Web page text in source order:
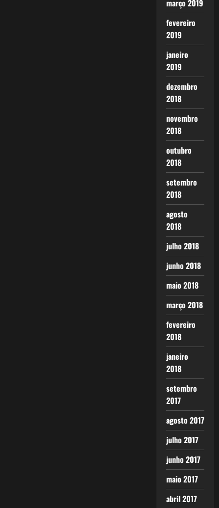
março 2019
fevereiro
2019
janeiro
2019
dezembro
2018
novembro
2018
outubro
2018
setembro
2018
agosto
2018
julho 2018
junho 2018
maio 2018
março 2018
fevereiro
2018
janeiro
2018
setembro
2017
agosto 2017
julho 2017
junho 2017
maio 2017
abril 2017